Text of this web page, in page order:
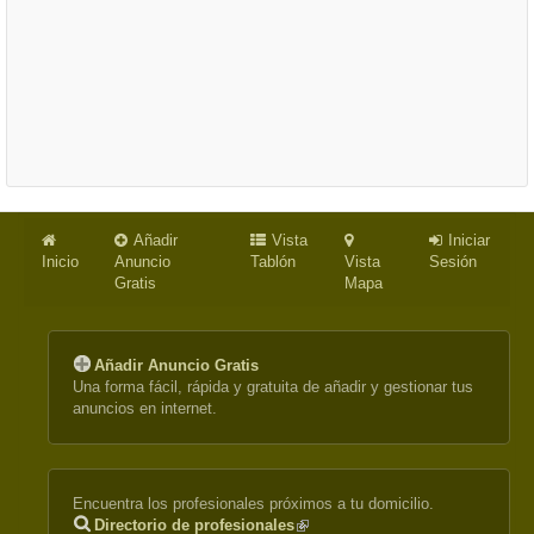
Inicio
Añadir
Anuncio
Gratis
Vista
Tablón
Vista
Mapa
Iniciar
Sesión
Añadir Anuncio Gratis
Una forma fácil, rápida y gratuita de añadir y gestionar tus
anuncios en internet.
Encuentra los profesionales próximos a tu domicilio.
Directorio de profesionales(link